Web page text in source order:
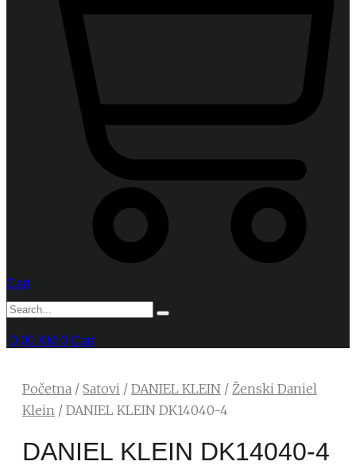
Cart
0,00 KM 0 Cart
Početna / Satovi / DANIEL KLEIN / Ženski Daniel
Klein / DANIEL KLEIN DK14040-4
DANIEL KLEIN DK14040-4